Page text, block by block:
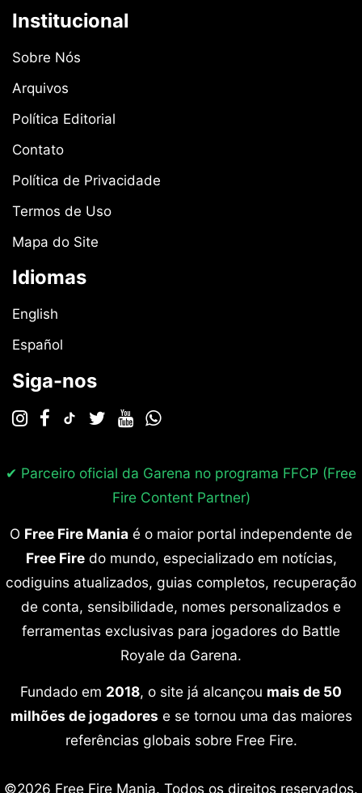
Institucional
Sobre Nós
Arquivos
Política Editorial
Contato
Política de Privacidade
Termos de Uso
Mapa do Site
Idiomas
English
Español
Siga-nos
✔ Parceiro oficial da Garena no programa FFCP (Free
Fire Content Partner)
O Free Fire Mania é o maior portal independente de
Free Firedo mundo, especializado em notícias,
codiguins atualizados, guias completos, recuperação
de conta, sensibilidade, nomes personalizados e
ferramentas exclusivas para jogadores do Battle
Royale da Garena.
Fundado em 2018, o site já alcançou mais de 50
milhões de jogadores e se tornou uma das maiores
referências globais sobre Free Fire.
©2026 Free Fire Mania. Todos os direitos reservados.